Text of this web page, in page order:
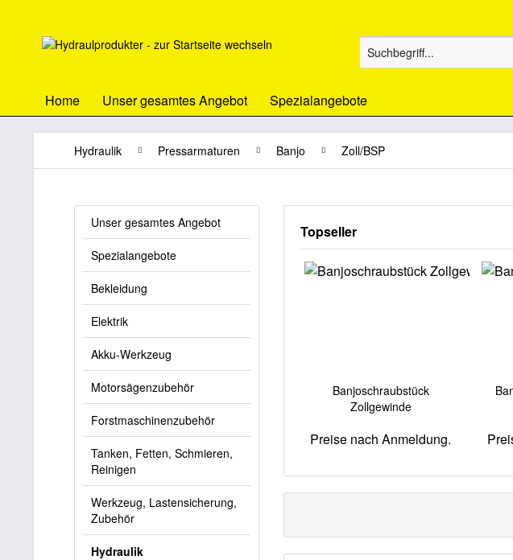
Home Unser gesamtes Angebot Spezialangebote
Hydraulik Pressarmaturen Banjo Zoll/BSP
Unser gesamtes Angebot
Spezialangebote
Bekleidung
Elektrik
Akku-Werkzeug
Motorsägenzubehör
Forstmaschinenzubehör
Tanken, Fetten, Schmieren,
Reinigen
Werkzeug, Lastensicherung,
Zubehör
Hydraulik
Topseller
Banjoschraubstück
Zollgewinde
Preise nach Anmeldung.